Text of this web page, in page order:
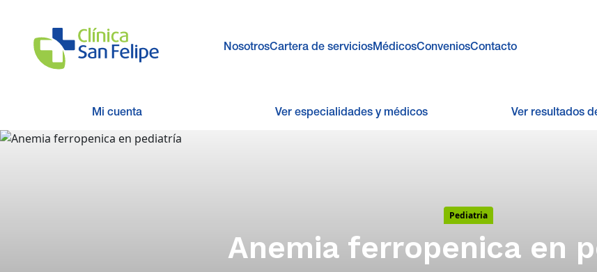
NosotrosCartera de serviciosMédicosConveniosContacto
Mi cuenta Ver especialidades y médicos Ver resultados
Pediatria
Anemia ferropenica en